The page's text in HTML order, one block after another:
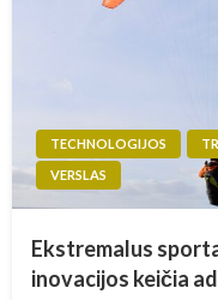
TECHNOLOGIJOS
VERSLAS
Ekstremalus
inovacijos keičia